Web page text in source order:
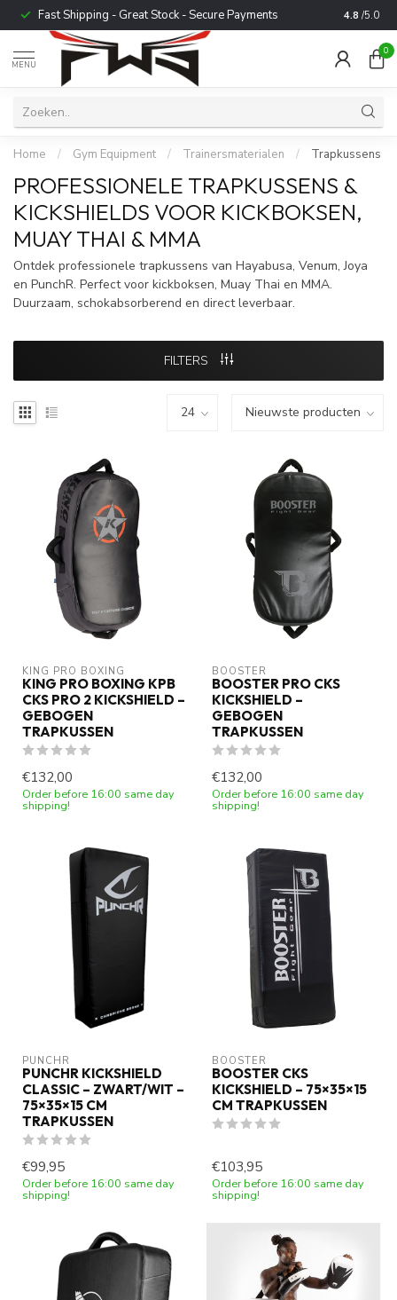
Fast Shipping - Great Stock - Secure Payments Trusted
4.8 /5.0
MENU
0
Home / Gym Equipment / Trainersmaterialen / Trapkussens
PROFESSIONELE TRAPKUSSENS &
KICKSHIELDS VOOR KICKBOKSEN,
MUAY THAI & MMA
Ontdek professionele trapkussens van Hayabusa, Venum, Joya
en PunchR. Perfect voor kickboksen, Muay Thai en MMA.
Duurzaam, schokabsorberend en direct leverbaar.
FILTERS
KING PRO BOXING
KING PRO BOXING KPB
CKS PRO 2 KICKSHIELD –
GEBOGEN
TRAPKUSSEN
€132,00
Order before 16:00 same day
shipping!
BOOSTER
BOOSTER PRO CKS
KICKSHIELD –
GEBOGEN
TRAPKUSSEN
€132,00
Order before 16:00 same day
shipping!
PUNCHR
PUNCHR KICKSHIELD
CLASSIC – ZWART/WIT –
75×35×15 CM
TRAPKUSSEN
€99,95
Order before 16:00 same day
shipping!
BOOSTER
BOOSTER CKS
KICKSHIELD – 75×35×15
CM TRAPKUSSEN
€103,95
Order before 16:00 same day
shipping!